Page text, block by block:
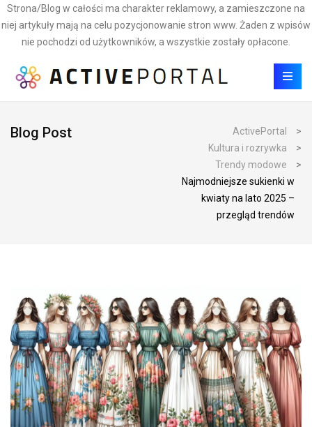
Strona/Blog w całości ma charakter reklamowy, a zamieszczone na
niej artykuły mają na celu pozycjonowanie stron www. Żaden z wpisów
nie pochodzi od użytkowników, a wszystkie zostały opłacone.
Blog Post ActivePortal
>
Kultura i rozrywka
>
Trendy modowe
>
Najmodniejsze sukienki w
kwiaty na lato 2025 –
przegląd trendów